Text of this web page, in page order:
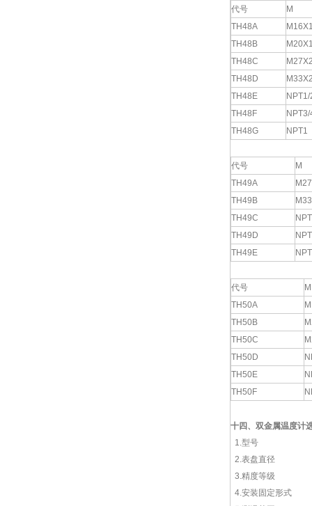
代号
M
TH48A
TH48B
TH48C
TH48D
TH48E
NPT1/
TH48F
NPT3/
TH48G
NPT1
代号
M
TH49A
TH49B
TH49C
TH49D
TH49E
代号
M
TH50A
TH50B
TH50C
TH50D
TH50E
TH50F
十四、双金属温度计
1.型号
2.表盘直径
3.精度等级
4.安装固定形式